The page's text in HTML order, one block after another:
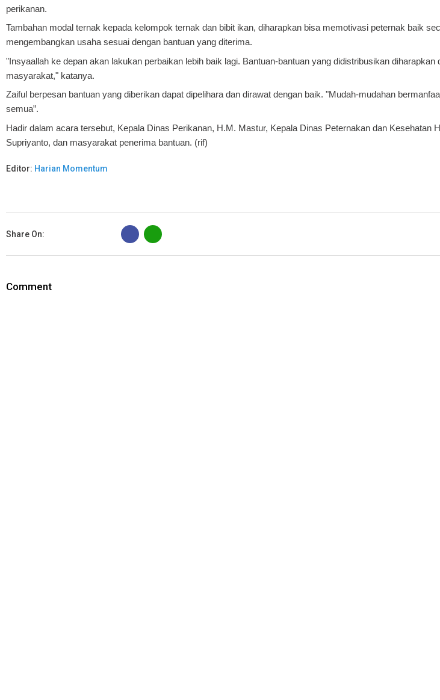
perikanan.
Tambahan modal ternak kepada kelompok ternak dan bibit ikan, diharapkan bisa memotivasi peternak baik
mengembangkan usaha sesuai dengan bantuan yang diterima.
"Insyaallah ke depan akan lakukan perbaikan lebih baik lagi. Bantuan-bantuan yang didistribusikan diharapkan
masyarakat," katanya.
Zaiful berpesan bantuan yang diberikan dapat dipelihara dan dirawat dengan baik. "Mudah-mudahan
semua”.
Hadir dalam acara tersebut, Kepala Dinas Perikanan, H.M. Mastur, Kepala Dinas Peternakan dan Kesehatan
Supriyanto, dan masyarakat penerima bantuan. (rif)
Editor: Harian Momentum
Share On:
B
Comment